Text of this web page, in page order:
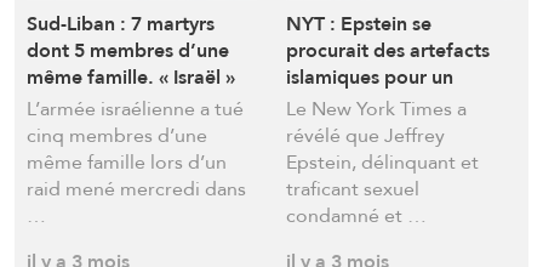
Sud-Liban : 7 martyrs
dont 5 membres d’une
même famille. « Israël »
accorde un délai de deux
semaines à un accord
avec le Liban
L’armée israélienne a tué
cinq membres d’une
même famille lors d’un
raid mené mercredi dans
…
NYT : Epstein se
procurait des artefacts
islamiques pour un
bâtiment étrange sur son
île privée
Le New York Times a
révélé que Jeffrey
Epstein, délinquant et
traficant sexuel
condamné et …